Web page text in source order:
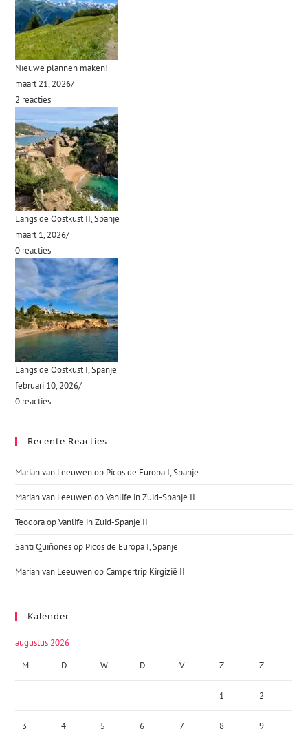
Nieuwe plannen maken!
maart 21, 2026/
2 reacties
Langs de Oostkust II, Spanje
maart 1, 2026/
0 reacties
Langs de Oostkust I, Spanje
februari 10, 2026/
0 reacties
Recente Reacties
Marian van Leeuwenop Picos de Europa I, Spanje
Marian van LeeuwenopVanlife in Zuid-Spanje II
TeodoraopVanlife in Zuid-Spanje II
Santi Quiñonesop Picos de Europa I, Spanje
Marian van LeeuwenopCampertrip Kirgizië II
Kalender
augustus 2026
M
D W D V Z Z
1 2
3 4 5 6 7 8 9